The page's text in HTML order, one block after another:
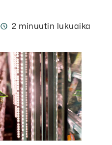
2 minuutin lukuaika